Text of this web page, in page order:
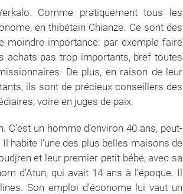
Comme pratiquement tous les
en thibétain Chianze. Ce sont des
moindre importance: par exemple faire
achats pas trop importants, bref toutes
De plus, en raison de leur
ils sont de précieux conseillers des
voire en juges de paix.
Jean de ne pas parler de cette histoire d’empoisonnement à son fils Aran qui a la réputation d’être un mauvais coucheur, très facilement porté à la violence. Et le Père Goré prend la route pour Hongkong, laissant le Père Li, le Père chinois, son vicaire, comme curé remplaçant, un curé qui prévoit énormément d’ennuis; l’avenir proche lui donnera raison. La maladie de Jean va en empirant. I1 a de plus en plus mal et il semble que sa fin soit toute proche. Alors il convoque ses fils et leur raconte toute l’histoire du voyage et de cet empoisonnement. Et il meurt. Evidemment, une histoire telle que celle-là, en pays thibétain, ne peut que susciter de très graves conséquences. Aran se sent immédiatement la mission de venger l’assassinat de son père. Il mobilise ses copains et commence à faire des patrouilles, de petites expéditions dans le territoire de Pouyong-Gong. Le Pouyong-Gong «besset» est averti, bien sûr, et prudemment reste chez lui, tout en redoublant les mesures de précautions. Evidemment que tout le monde est au courant, tout le monde sait qu’Aran a décidé de tuer le Pouyong-Gong «besset» qui a empoisonné son père. L’histoire parvient aux oreilles du Lama-Konga, le grand lama qui est le maître du pays. I1 est le bouddha vivant de la lamaserie de Sogun mais a la haute main sur toutes les lamaseries voisines. C’est un homme extrêmement énergique, rusé, sans le moindre scrupule, appliquant les peines les plus cruelles et qui ne recherche toujours que son avantage matériel et politique. Une bagarre entre Pouyong-Gong et Yerkalo ne lui va pas du tout. Il décide de mettre les deux personnages clés en résidence surveillée. Dans la partie non chrétienne du plateau de Yerkalo — au village Mosso — il y a un temple et une résidence du Lama-Konga avec des chambres de chaque côté de l’entrée, destinées aux visiteurs. Alors le Lama-Konga oblige Aran et le «besset» de Pouyong-Gong à s’installer dans deux pièces, pour qu’il puisse les avoir sous ses yeux, en quelque sorte pour mieux les faire surveiller. C’est une surveillance assez large, pendant le jour ils ont le droit de sortir, d’aller un peu où ils veulent, à condition qu’ils soient là le soir. On dirait que le Lama-Konga ne craint les mauvais coups que la nuit, qu’il a l’impression que de jour il ne peut rien arriver. Donc, le jour le Pouyong-besset rentre chez lui pour s’occuper des affaires de son village et Aran rentre à la maison, à Yerkalo, pour s’entretenir avec ses copains, en vue de préparer un complot. Le Pouyong-besset est toujours très fier, c’est aussi un grand et bel homme, très courageux et il revient le soir avec ses trois gardes du corps, toujours traversant le village au galop, toutes les clochettes de sa selle sonnant joyeusement; jusqu’au jour où, arrivant dans les rues du village, où il doit passer la nuit, de l’un des toits plats des maisons partent des coups de feu. Le Pouyong-besset et ses trois compagnons tombent de cheval. Aran et ses copains se précipitent, achèvent les blessés et tellement possédés par la fureur de tuer, poursuivent les chevaux qui se sont enfuis en direction du fleuve et les abattent. Puis l’équipe rentre à Yerkalo dans la maison d’Aran, qui est la maison de son père, et font la fête toute la nuit, dansant, chantant, tirant des coups de feu en l’air, comme s’ils venaient de remporter une grande victoire. Mais au matin, rendus plus prudents par les conséquences de leur beuverie, le mal de cheveux, ils décident d’aller s’embusquer dans une maison abandonnée, un peu plus au nord du village, au bord du fleuve. Le Konga-Lama, immédiatement averti, entre dans une fureur terrible. Il mobilise quarante hommes bien armés et les envoie à la poursuite des assassins. Dans leur maison, Aran et ses com